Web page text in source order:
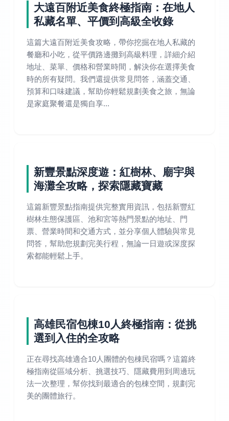
大遠百附近美食終極指南：在地人
私藏名單、平價到高級全收錄
這篇大遠百附近美食攻略，帶你挖掘在地人私藏的
餐廳和小吃，從平價路邊攤到高級料理，詳細介紹
地址、菜單、價格和營業時間，解決你在選擇美食
時的所有疑問。我們還提供常見問答，涵蓋交通、
預算和口味建議，幫助你輕鬆規劃美食之旅，無論
是家庭聚餐還是獨自享...
新豐景點深度遊：紅樹林、廟宇與
海灘全攻略，探索隱藏寶藏
這篇新豐景點指南提供完整實用資訊，包括新豐紅
樹林生態保護區、池和宮等熱門景點的地址、門
票、營業時間和交通方式，並分享個人體驗與常見
問答，幫助您規劃完美行程，無論一日遊或深度探
索都能輕鬆上手。
高雄民宿包棟10人終極指南：從挑
選到入住的全攻略
正在尋找高雄適合10人團體的包棟民宿嗎？這篇終
極指南從區域分析、挑選技巧、隱藏費用到周邊玩
法一次整理，幫你找到最適合的包棟空間，規劃完
美的團體旅行。